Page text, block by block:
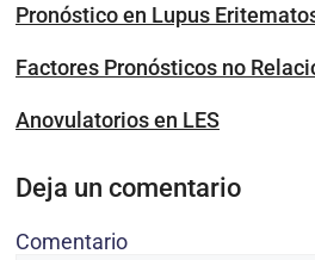
Pronóstico en Lupus
Factores Pronósticos no
Anovulatorios en LES
Deja un comentario
Comentario